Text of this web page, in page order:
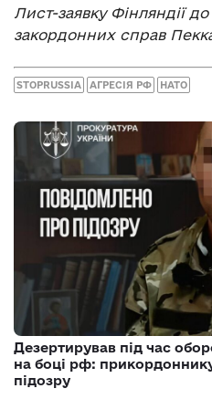
Лист-заявку Фінляндії
закордонних справ
STOPRUSSIA АГРЕСІЯ РФ НАТО
Дезертирував під час
на боці рф:
підозру